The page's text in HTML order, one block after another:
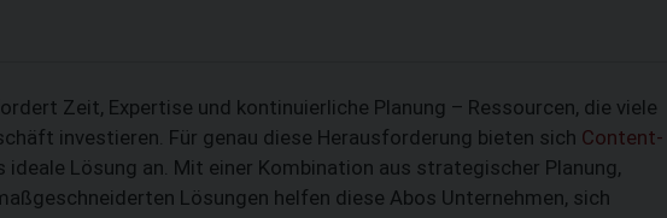
Zeit, Expertise und kontinuierliche Planung – Ressourcen, die viele
investieren. Für genau diese Herausforderung bieten sich Content-
ideale Lösung an. Mit einer Kombination aus strategischer Planung,
Lösungen helfen diese Abos Unternehmen, sich